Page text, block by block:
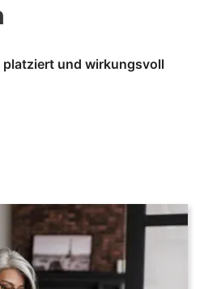
platziert und wirkungsvoll